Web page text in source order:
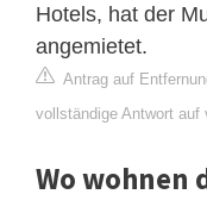
Hotels, hat der
angemietet.
Antrag auf
vollständige Antwort auf
Wo wohnen